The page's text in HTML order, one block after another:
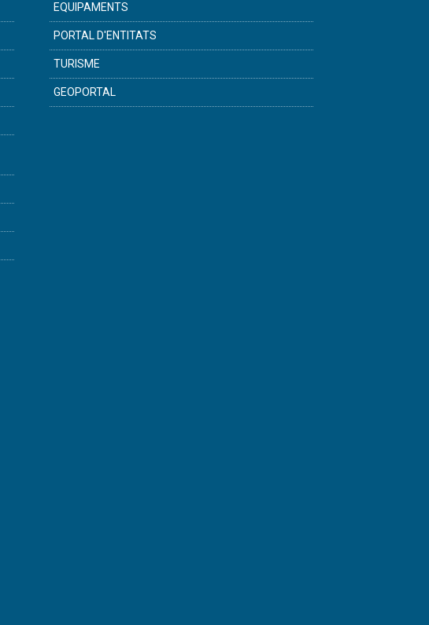
EQUIPAMENTS
PORTAL D'ENTITATS
TURISME
GEOPORTAL